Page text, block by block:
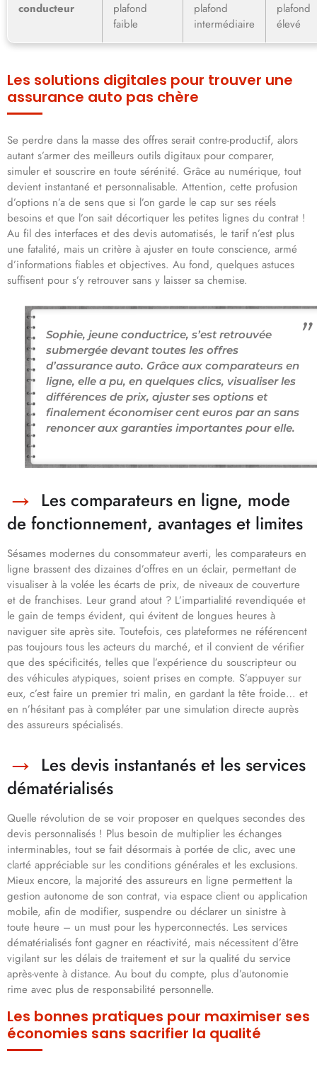
conducteur
plafond
faible
plafond
intermédiaire
plafond
élevé
Les solutions digitales pour trouver une
assurance auto pas chère
Se perdre dans la masse des offres serait contre-productif, alors
autant s’armer des meilleurs outils digitaux pour comparer,
simuler et souscrire en toute sérénité. Grâce au numérique, tout
devient instantané et personnalisable. Attention, cette profusion
d’options n’a de sens que si l’on garde le cap sur ses réels
besoins et que l’on sait décortiquer les petites lignes du contrat !
Au fil des interfaces et des devis automatisés, le tarif n’est plus
une fatalité, mais un critère à ajuster en toute conscience, armé
d’informations fiables et objectives. Au fond, quelques astuces
suffisent pour s’y retrouver sans y laisser sa chemise.
Sophie, jeune conductrice, s’est retrouvée
submergée devant toutes les offres
d’assurance auto. Grâce aux comparateurs en
ligne, elle a pu, en quelques clics, visualiser les
différences de prix, ajuster ses options et
finalement économiser cent euros par an sans
renoncer aux garanties importantes pour elle.
Les comparateurs en ligne, mode
de fonctionnement, avantages et limites
Sésames modernes du consommateur averti, les comparateurs en
ligne brassent des dizaines d’offres en un éclair, permettant de
visualiser à la volée les écarts de prix, de niveaux de couverture
et de franchises. Leur grand atout ? L’impartialité revendiquée et
le gain de temps évident, qui évitent de longues heures à
naviguer site après site. Toutefois, ces plateformes ne référencent
pas toujours tous les acteurs du marché, et il convient de vérifier
que des spécificités, telles que l’expérience du souscripteur ou
des véhicules atypiques, soient prises en compte. S’appuyer sur
eux, c’est faire un premier tri malin, en gardant la tête froide… et
en n’hésitant pas à compléter par une simulation directe auprès
des assureurs spécialisés.
Les devis instantanés et les services
dématérialisés
Quelle révolution de se voir proposer en quelques secondes des
devis personnalisés ! Plus besoin de multiplier les échanges
interminables, tout se fait désormais à portée de clic, avec une
clarté appréciable sur les conditions générales et les exclusions.
Mieux encore, la majorité des assureurs en ligne permettent la
gestion autonome de son contrat, via espace client ou application
mobile, afin de modifier, suspendre ou déclarer un sinistre à
toute heure – un must pour les hyperconnectés. Les services
dématérialisés font gagner en réactivité, mais nécessitent d’être
vigilant sur les délais de traitement et sur la qualité du service
après-vente à distance. Au bout du compte, plus d’autonomie
rime avec plus de responsabilité personnelle.
Les bonnes pratiques pour maximiser ses
économies sans sacrifier la qualité